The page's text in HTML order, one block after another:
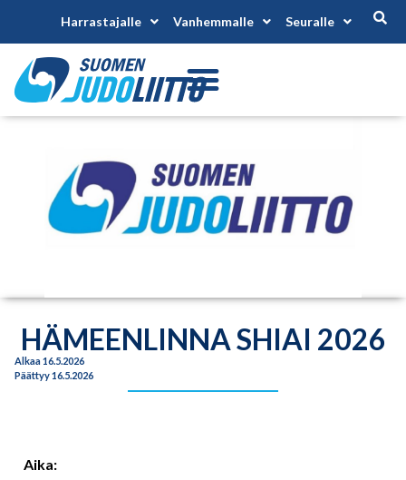
Harrastajalle Vanhemmalle Seuralle
HÄMEENLINNA SHIAI 2026
Alkaa 16.5.2026
Päättyy 16.5.2026
Aika: